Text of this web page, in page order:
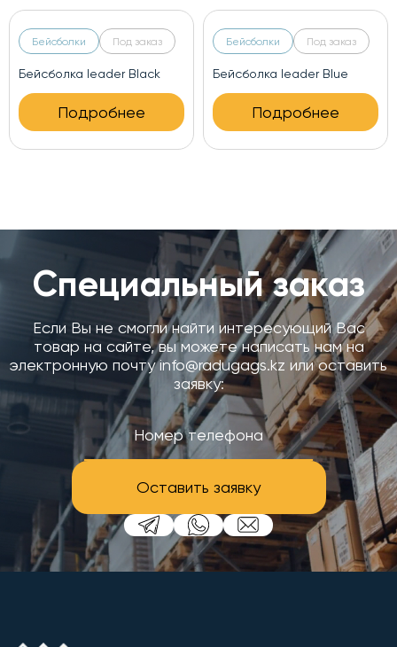
Бейсболки Под заказ
Бейсболка leader Black
Подробнее
Бейсболки Под заказ
Бейсболка leader Blue
Подробнее
Специальный заказ
Если Вы не смогли найти интересующий Вас
товар на сайте, вы можете написать нам на
электронную почту info@radugags.kz или оставить
заявку:
Оставить заявку